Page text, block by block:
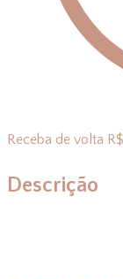
Receba de volta
Descrição